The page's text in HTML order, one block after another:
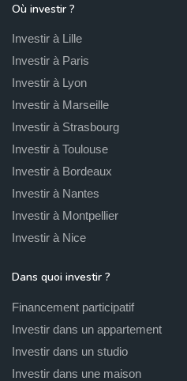
Où investir ?
Investir à Lille
Investir à Paris
Investir à Lyon
Investir à Marseille
Investir à Strasbourg
Investir à Toulouse
Investir à Bordeaux
Investir à Nantes
Investir à Montpellier
Investir à Nice
Dans quoi investir ?
Financement participatif
Investir dans un appartement
Investir dans un studio
Investir dans une maison